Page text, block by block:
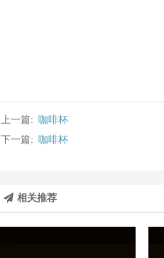
上一篇: 咖啡杯
下一篇: 咖啡杯
相关推荐